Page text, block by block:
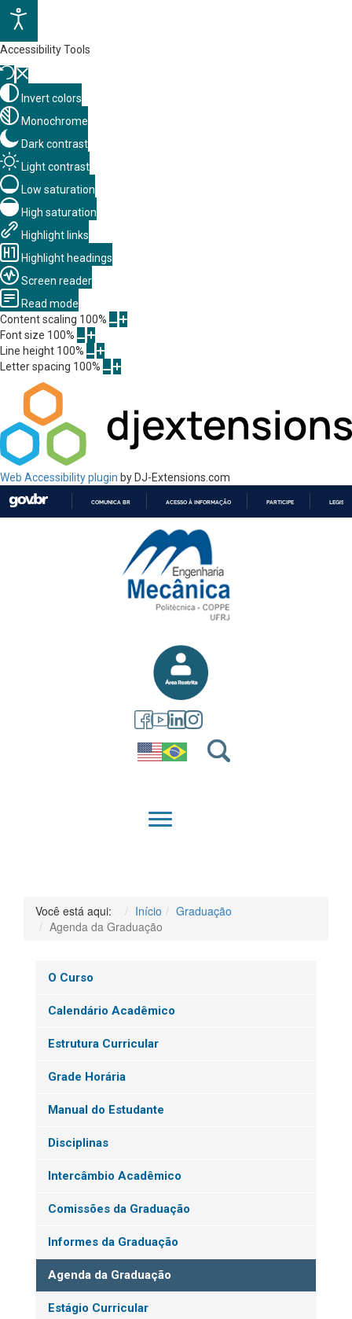
Accessibility Tools
Invert colors
Monochrome
Dark contrast
Light contrast
Low saturation
High saturation
Highlight links
Highlight headings
Screen reader
Read mode
Content scaling 100%
Font size 100%
Line height 100%
Letter spacing 100%
Web Accessibility plugin by DJ-Extensions.com
PARA
CONTEÚDO
COMUNICA BR ACESSO À INFORMAÇÃO PARTICIPE
QUEM SOMOS
Você está aqui: Início
Graduação
Agenda da Graduação
O Curso
Calendário Acadêmico
Estrutura Curricular
Grade Horária
Manual do Estudante
Disciplinas
Intercâmbio Acadêmico
Comissões da Graduação
Informes da Graduação
Agenda da Graduação
Estágio Curricular